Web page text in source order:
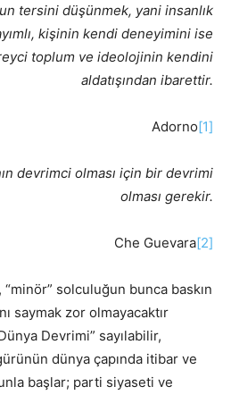
tersini düşünmek, yani insanlık
kişinin kendi deneyimini ise
toplum ve ideolojinin kendini
aldatışından ibarettir.
Adorno[1]
devrimci olması için bir devrimi
olması gerekir.
Che Guevara[2]
solculuğun bunca baskın
saymak zor olmayacaktır
Devrimi” sayılabilir,
dünya çapında itibar ve
başlar; parti siyaseti ve